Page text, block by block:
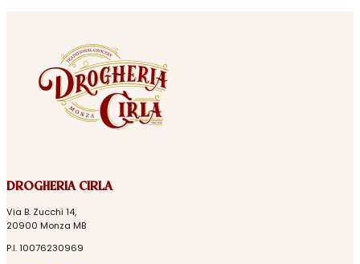
DROGHERIA CIRLA
Via B. Zucchi 14,
20900 Monza MB
P.I. 10076230969